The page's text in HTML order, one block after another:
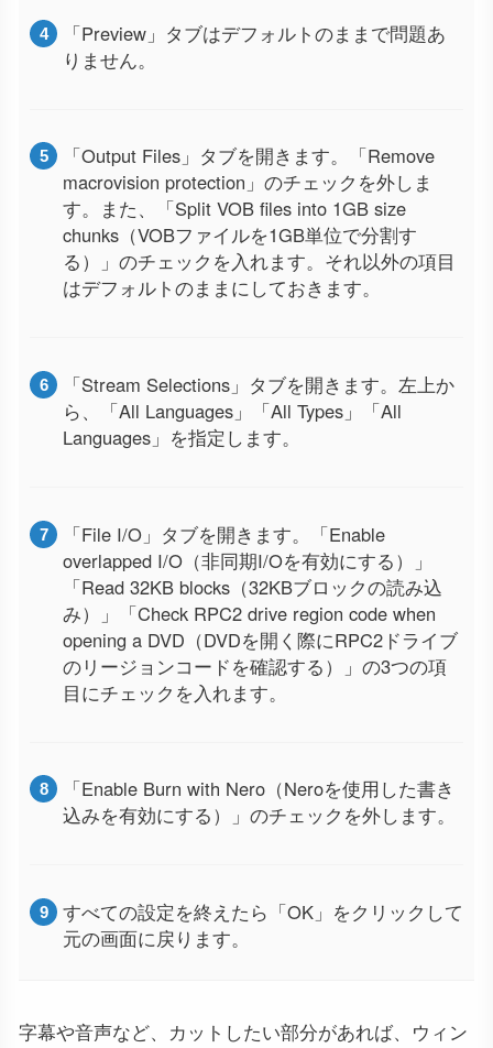
「Preview」タブはデフォルトのままで問題あ
りません。
「Output Files」タブを開きます。「Remove
macrovision protection」のチェックを外しま
す。また、「Split VOB files into 1GB size
chunks（VOBファイルを1GB単位で分割す
る）」のチェックを入れます。それ以外の項目
はデフォルトのままにしておきます。
「Stream Selections」タブを開きます。左上か
ら、「All Languages」「All Types」「All
Languages」を指定します。
「File I/O」タブを開きます。「Enable
overlapped I/O（非同期I/Oを有効にする）」
「Read 32KB blocks（32KBブロックの読み込
み）」「Check RPC2 drive region code when
opening a DVD（DVDを開く際にRPC2ドライブ
のリージョンコードを確認する）」の3つの項
目にチェックを入れます。
「Enable Burn with Nero（Neroを使用した書き
込みを有効にする）」のチェックを外します。
すべての設定を終えたら「OK」をクリックして
元の画面に戻ります。
字幕や音声など、カットしたい部分があれば、ウィン